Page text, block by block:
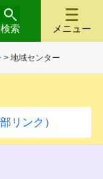
メニュー
検索
> 地域センター
リンク）